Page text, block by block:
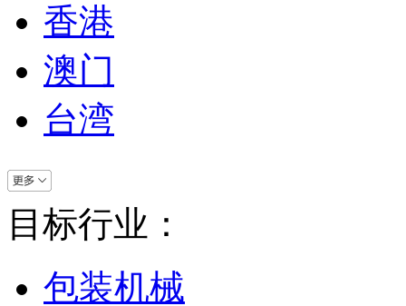
香港
澳门
台湾
目标行业：
包装机械